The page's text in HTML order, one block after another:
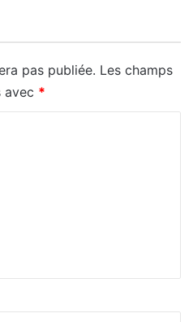
pas publiée. Les champs
avec *